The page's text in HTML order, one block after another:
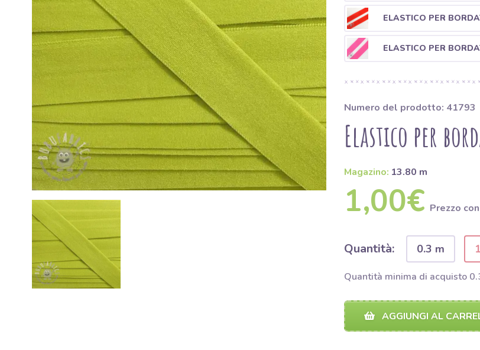
ELASTICO PER
ELASTICO PER
Numero del prodotto: 41793
Elastico per
Magazino: 13.80 m
1,00€ Prezzo
Quantità: 0.3 m
Quantità minima di acquisto
AGGIUNGI AL